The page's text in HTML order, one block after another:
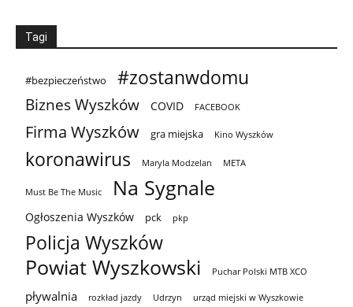
Tagi
#bezpieczeństwo #zostanwdomu
Biznes Wyszków COVID FACEBOOK
Firma Wyszków gra miejska Kino Wyszków
koronawirus Maryla Modzelan META
Must Be The Music Na Sygnale
Ogłoszenia Wyszków pck pkp
Policja Wyszków
Powiat Wyszkowski Puchar Polski MTB XCO
pływalnia rozkład jazdy Udrzyn urząd miejski w Wyszkowie